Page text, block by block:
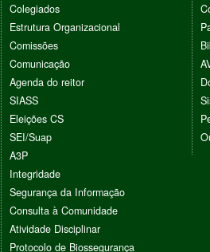
Colegiados
Estrutura Organizacional
Comissões
Comunicação
Agenda do reitor
SIASS
Eleições CS
SEI/Suap
A3P
Integridade
Segurança da Informação
Consulta à Comunidade
Atividade Disciplinar
Protocolo de Biossegurança